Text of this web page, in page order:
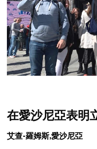
在愛沙尼亞表明
艾查-羅姆斯,愛沙尼亞